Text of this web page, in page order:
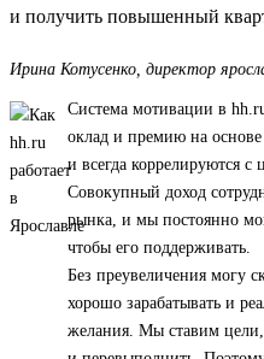
и получить повышенный
Ирина Котусенко, директор
Система мотивации в
оклад и премию на
и всегда коррелируются с
Совокупный доход
рынка, и мы постоянно
чтобы его поддерживать.
Без преувеличения могу
хорошо зарабатывать и
желания. Мы ставим